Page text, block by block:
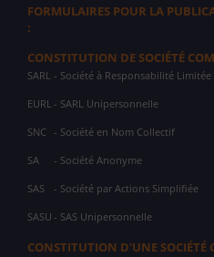
FORMULAIRES POUR LA
:
CONSTITUTION DE SOCIÉTÉ
SARL - Société à Responsabilité Limitée
EURL - SARL Unipersonnelle
SNC - Société en Nom Collectif
SA - Société Anonyme
SAS - Société par Actions Simplifiée
SASU - SAS Unipersonnelle
CONSTITUTION D'UNE SOCIÉTÉ